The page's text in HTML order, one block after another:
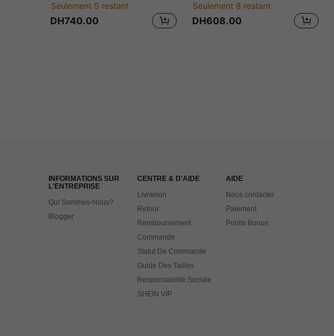
Seulement 5 restant
DH740.00
Seulement 8 restant
DH608.00
INFORMATIONS SUR
L'ENTREPRISE
Qui Sommes-Nous?
Blogger
CENTRE & D'AIDE
Livraison
Retour
Remboursement
Commande
Statut De Commande
Guide Des Tailles
Responsabilité Sociale
SHEIN VIP
AIDE
Nous contacter
Paiement
Points Bonus